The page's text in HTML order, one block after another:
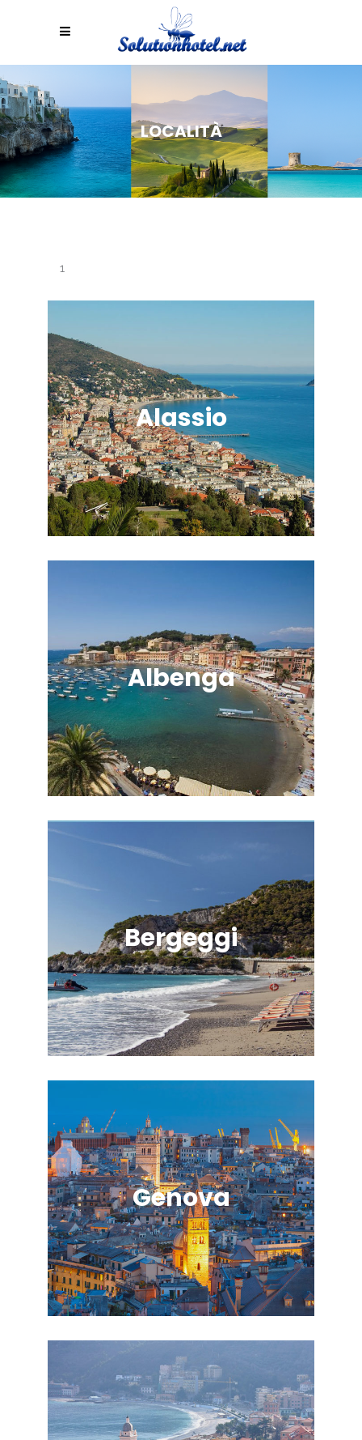
LOCALITÀ
1
Alassio
Albenga
Bergeggi
Genova